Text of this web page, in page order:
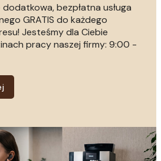
bezpłatna usługa
GRATIS do każdego
Jesteśmy dla Ciebie
pracy naszej firmy: 9:00 -